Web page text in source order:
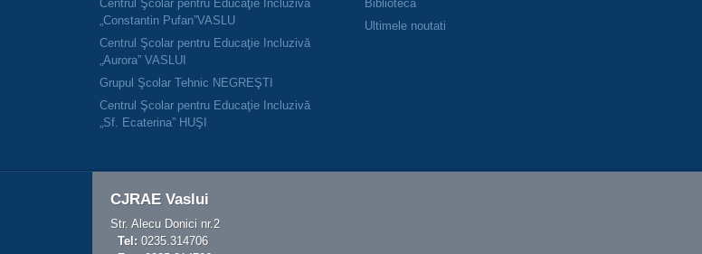
Centrul Şcolar pentru Educaţie Incluzivă
„Constantin Pufan”VASLU
Centrul Şcolar pentru Educaţie Incluzivă
„Aurora” VASLUI
Grupul Şcolar Tehnic NEGREŞTI
Centrul Şcolar pentru Educaţie Incluzivă
„Sf. Ecaterina” HUŞI
Biblioteca
Ultimele noutati
CJRAE Vaslui
Str. Alecu Donici nr.2
Tel: 0235.314706